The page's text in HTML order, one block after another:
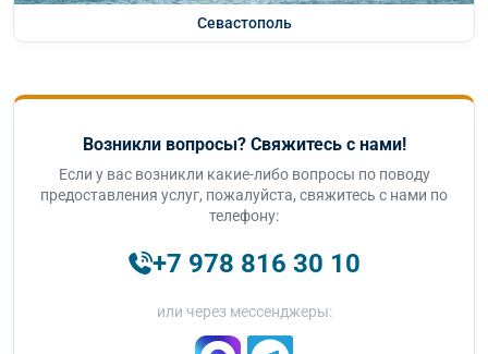
Севастополь
Возникли вопросы? Свяжитесь с нами!
Если у вас возникли какие-либо вопросы по поводу
предоставления услуг, пожалуйста, свяжитесь с нами по
телефону:
+7 978 816 30 10
или через мессенджеры: